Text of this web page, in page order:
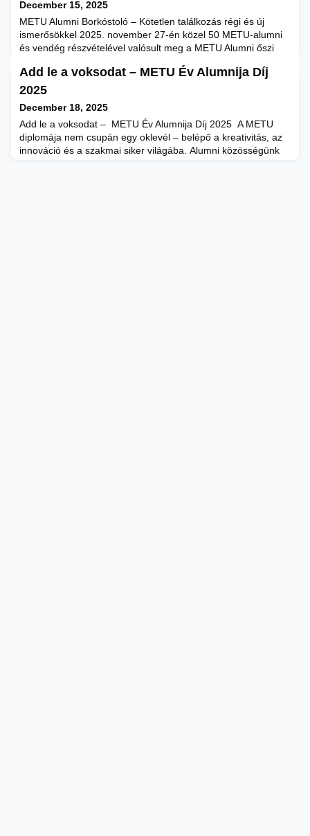
December 15, 2025
METU Alumni Borkóstoló – Kötetlen találkozás régi és új
ismerősökkel 2025. november 27-én közel 50 METU-alumni
és vendég részvételével valósult meg a METU Alumni őszi
Étkezője adott otthont. Az esemény célja az volt, hogy
kötetlen, inspiráló környezetben teremtsen újra találkozási
alu
Add le a voksodat – METU Év Alumnija Díj
2025
December 18, 2025
Add le a voksodat – METU Év Alumnija Díj 2025 A METU
diplomája nem csupán egy oklevél – belépő a kreativitás, az
innováció és a szakmai siker világába. Alumni közösségünk